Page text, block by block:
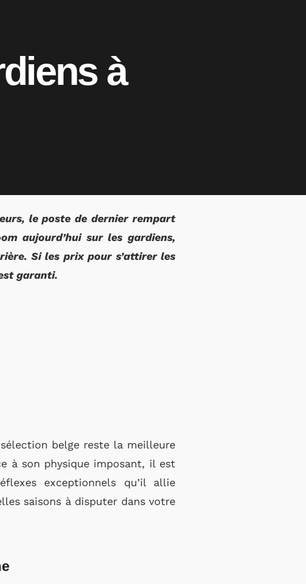
à
le poste de dernier rempart
aujourd’hui sur les gardiens,
Si les prix pour s’attirer les
garanti.
belge reste la meilleure
à son physique imposant, il est
exceptionnels qu’il allie
saisons à disputer dans votre